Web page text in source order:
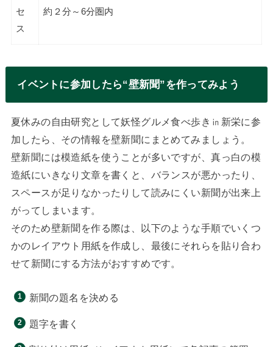
セ
ス
約２分～6分圏内
イベントに参加したら“壁新聞”を作ってみよう
夏休みの自由研究として妖怪グルメ食べ歩き㏌新栄に参
加したら、その情報を壁新聞にまとめてみましょう。
壁新聞には模造紙を使うことが多いですが、真っ白の模
造紙にいきなり文章を書くと、バランスが悪かったり、
スペースが足りなかったりして読みにくい新聞が出来上
がってしまいます。
そのため壁新聞を作る際は、以下のような手順でいくつ
かのレイアウト用紙を作成し、最後にそれらを貼り合わ
せて新聞にする方法がおすすめです。
新聞の題名を決める
題字を書く